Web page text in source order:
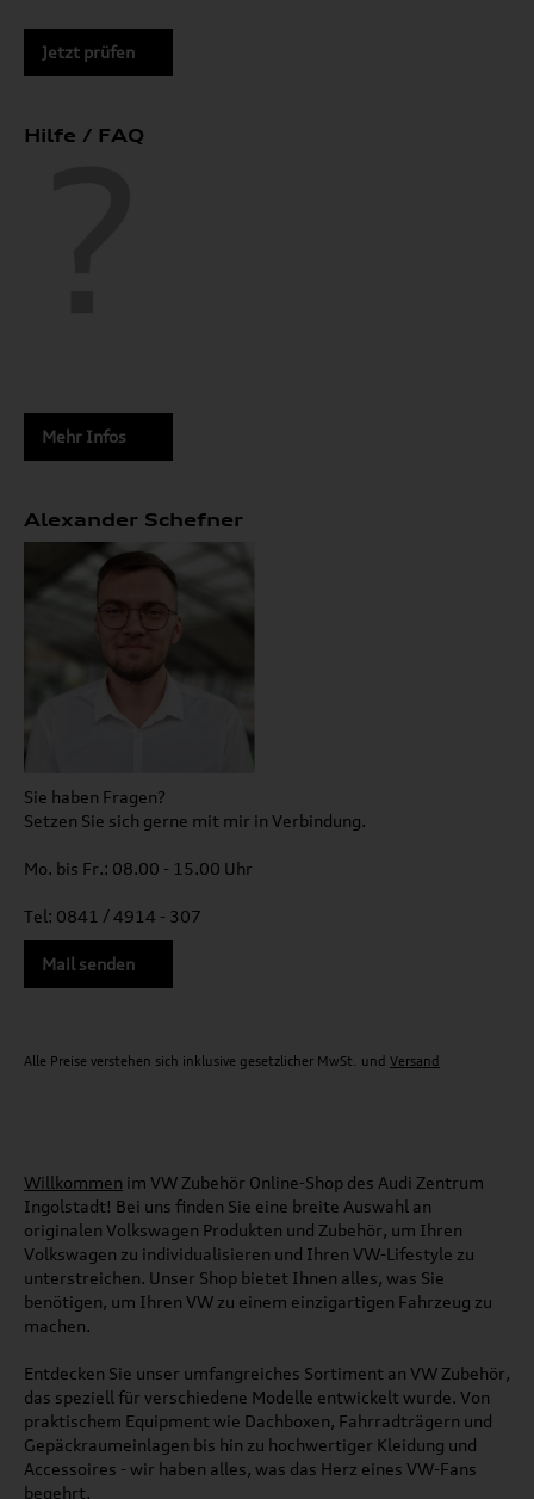
Jetzt prüfen
Hilfe / FAQ
Mehr Infos
Alexander Schefner
Sie haben Fragen?
Setzen Sie sich gerne mit mir in Verbindung.
Mo. bis Fr.: 08.00 - 15.00 Uhr
Tel: 0841 / 4914 - 307
Mail senden
Alle Preise verstehen sich inklusive gesetzlicher MwSt. und Versand
Willkommen im VW Zubehör Online-Shop des Audi Zentrum
Ingolstadt! Bei uns finden Sie eine breite Auswahl an
originalen Volkswagen Produkten und Zubehör, um Ihren
Volkswagen zu individualisieren und Ihren VW-Lifestyle zu
unterstreichen. Unser Shop bietet Ihnen alles, was Sie
benötigen, um Ihren VW zu einem einzigartigen Fahrzeug zu
machen.
Entdecken Sie unser umfangreiches Sortiment an VW Zubehör,
das speziell für verschiedene Modelle entwickelt wurde. Von
praktischem Equipment wie Dachboxen, Fahrradträgern und
Gepäckraumeinlagen bis hin zu hochwertiger Kleidung und
Accessoires - wir haben alles, was das Herz eines VW-Fans
begehrt.